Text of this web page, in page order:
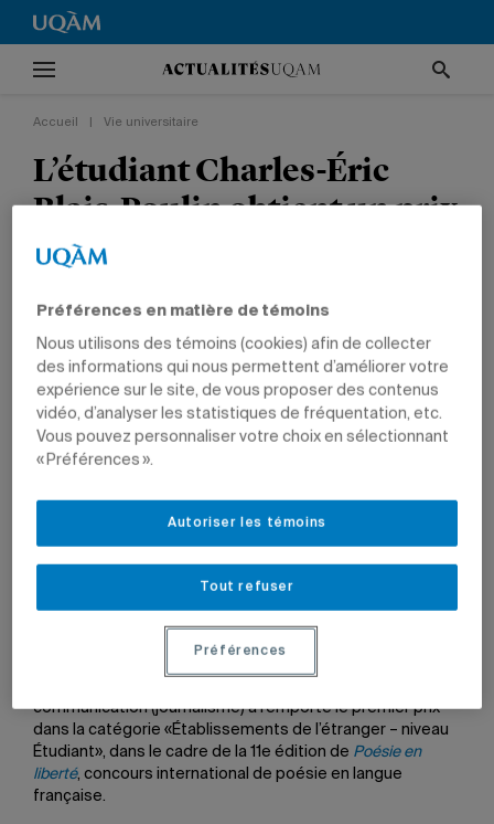
Accueil Vie universitaire
L’étudiant Charles-Éric
Blais-Poulin obtient un prix
lors de la 11e édition du
poésie en langue française
VIE UNIVERSITAIRE RECHERCHE
TÊTES D'AFFICHE
PRIX ET DISTINCTIONS
COMMUNICATION
communication (journalisme) a remporté le premier prix
dans la catégorie «Établissements de l’étranger – niveau
Étudiant», dans le cadre de la 11e édition de Poésie en
liberté, concours international de poésie en langue
française.
Préférences en matière de témoins
Nous utilisons des témoins (cookies) afin de collecter
des informations qui nous permettent d’améliorer votre
expérience sur le site, de vous proposer des contenus
vidéo, d’analyser les statistiques de fréquentation, etc.
Vous pouvez personnaliser votre choix en sélectionnant
« Préférences ».
Tout refuser
Autoriser les témoins
Préférences